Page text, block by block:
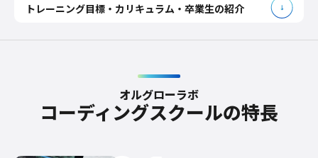
トレーニング目標・カリキュラム・卒業生の紹介
オルグローラボ
コーディングスクールの特長